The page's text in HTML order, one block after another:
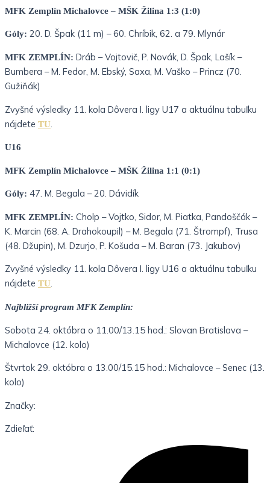
MFK Zemplín Michalovce – MŠK Žilina 1:3 (1:0)
Góly: 20. D. Špak (11 m) – 60. Chríbik, 62. a 79. Mlynár
MFK ZEMPLÍN: Dráb – Vojtovič, P. Novák, D. Špak, Lašík –
Bumbera – M. Fedor, M. Ebský, Saxa, M. Vaško – Princz (70.
Gužiňák)
Zvyšné výsledky 11. kola Dôvera I. ligy U17 a aktuálnu tabuľku
nájdete TU
U16
MFK Zemplín Michalovce – MŠK Žilina 1:1 (0:1)
Góly: 47. M. Begala – 20. Dávidík
MFK ZEMPLÍN: Cholp – Vojtko, Sidor, M. Piatka, Pandoščák –
K. Marcin (68. A. Drahokoupil) – M. Begala (71. Štrompf), Trusa
(48. Džupin), M. Dzurjo, P. Košuda – M. Baran (73. Jakubov)
Zvyšné výsledky 11. kola Dôvera I. ligy U16 a aktuálnu tabuľku
nájdete TU.
Najbližší program MFK Zemplín:
Sobota 24. októbra o 11.00/13.15 hod.: Slovan Bratislava –
Michalovce (12. kolo)
Štvrtok 29. októbra o 13.00/15.15 hod.: Michalovce – Senec (13.
kolo)
Značky:
Zdieľať: